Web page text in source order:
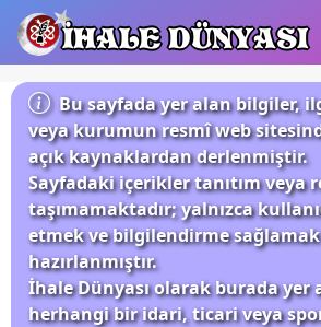
İHALE DÜNYASI
Bu sayfada yer alan bilgiler,
veya kurumun resmî web
açık kaynaklardan derlenmiştir.
Sayfadaki içerikler tanıtım veya
taşımamaktadır; yalnızca
etmek ve bilgilendirme sağlamak
hazırlanmıştır.
İhale Dünyası olarak burada
herhangi bir idari, ticari veya